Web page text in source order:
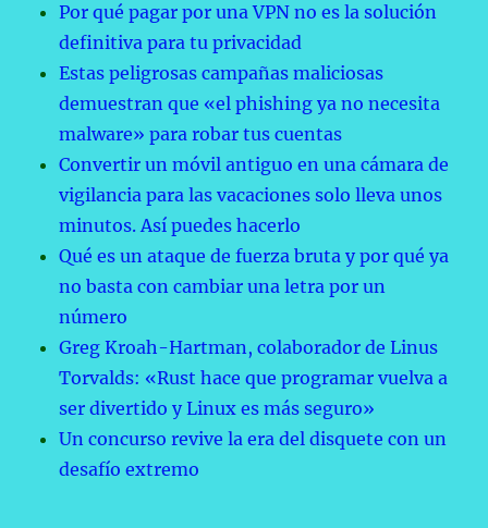
Por qué pagar por una VPN no es la solución
definitiva para tu privacidad
Estas peligrosas campañas maliciosas
demuestran que «el phishing ya no necesita
malware» para robar tus cuentas
Convertir un móvil antiguo en una cámara de
vigilancia para las vacaciones solo lleva unos
minutos. Así puedes hacerlo
Qué es un ataque de fuerza bruta y por qué ya
no basta con cambiar una letra por un
número
Greg Kroah-Hartman, colaborador de Linus
Torvalds: «Rust hace que programar vuelva a
ser divertido y Linux es más seguro»
Un concurso revive la era del disquete con un
desafío extremo